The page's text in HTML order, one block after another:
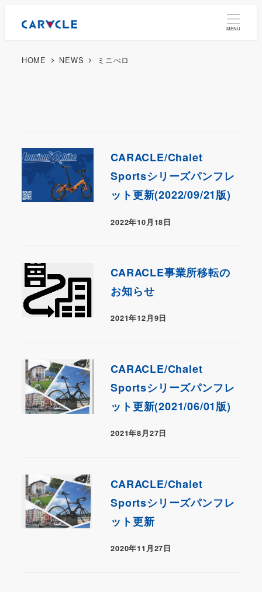
MENU
HOME NEWS ミニべロ
CARACLE/Chalet
Sportsシリーズパンフレ
ット更新(2022/09/21版)
2022年10月18日
CARACLE事業所移転の
お知らせ
2021年12月9日
CARACLE/Chalet
Sportsシリーズパンフレ
ット更新(2021/06/01版)
2021年8月27日
CARACLE/Chalet
Sportsシリーズパンフレ
ット更新
2020年11月27日